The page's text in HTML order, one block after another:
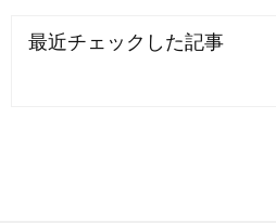
最近チェックした記事